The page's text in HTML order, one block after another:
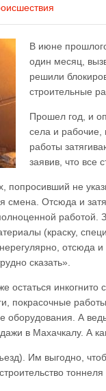
В июне
один месяц,
решили
строительные
Прошел год, и
села и рабочие,
работы
заявив, что все
попросивший не
смена. Отсюда и
(краску,
отсюда
сказать».
остаться
покрасочные
оборудования. А
в Махачкалу. А
Им выгодно,